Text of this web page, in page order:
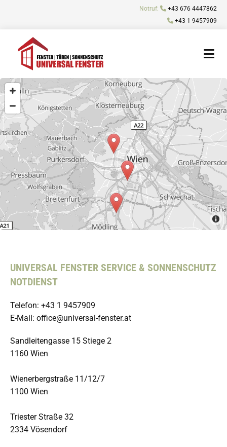
Notruf:  +43 676 4447862
 +43 1 9457909
UNIVERSAL FENSTER SERVICE & SONNENSCHUTZ
NOTDIENST
Telefon: +43 1 9457909
E-Mail: office@universal-fenster.at
Sandleitengasse 15 Stiege 2
1160 Wien
Wienerbergstraße 11/12/7
1100 Wien
Triester Straße 32
2334 Vösendorf